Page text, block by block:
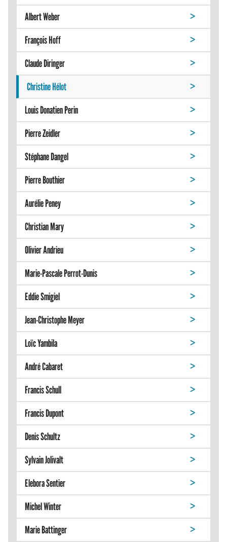
Albert Weber
François Hoff
Claude Diringer
Christine Hélot
Louis Donatien Perin
Pierre Zeidler
Stéphane Dangel
Pierre Bouthier
Aurélie Peney
Christian Mary
Olivier Andrieu
Marie-Pascale Perrot-Dunis
Eddie Smigiel
Jean-Christophe Meyer
Loïc Yambila
André Cabaret
Francis Schull
Francis Dupont
Denis Schultz
Sylvain Jolivalt
Elebora Sentier
Michel Winter
Marie Battinger